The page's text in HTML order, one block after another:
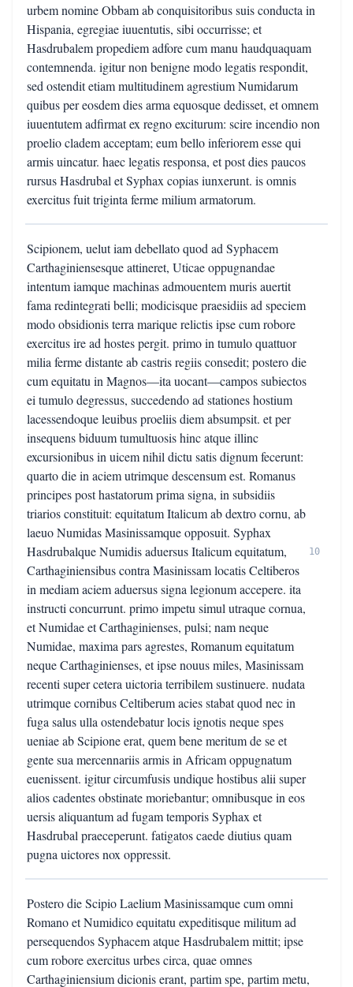
urbem nomine Obbam ab conquisitoribus suis conducta in
Hispania, egregiae iuuentutis, sibi occurrisse; et
Hasdrubalem propediem adfore cum manu haudquaquam
contemnenda. igitur non benigne modo legatis respondit,
sed ostendit etiam multitudinem agrestium Numidarum
quibus per eosdem dies arma equosque dedisset, et omnem
iuuentutem adfirmat ex regno exciturum: scire incendio non
proelio cladem acceptam; eum bello inferiorem esse qui
armis uincatur. haec legatis responsa, et post dies paucos
rursus Hasdrubal et Syphax copias iunxerunt. is omnis
exercitus fuit triginta ferme milium armatorum.
Scipionem, uelut iam debellato quod ad Syphacem
Carthaginiensesque attineret, Uticae oppugnandae
intentum iamque machinas admouentem muris auertit
fama redintegrati belli; modicisque praesidiis ad speciem
modo obsidionis terra marique relictis ipse cum robore
exercitus ire ad hostes pergit. primo in tumulo quattuor
milia ferme distante ab castris regiis consedit; postero die
cum equitatu in Magnos—ita uocant—campos subiectos
ei tumulo degressus, succedendo ad stationes hostium
lacessendoque leuibus proeliis diem absumpsit. et per
insequens biduum tumultuosis hinc atque illinc
excursionibus in uicem nihil dictu satis dignum fecerunt:
quarto die in aciem utrimque descensum est. Romanus
principes post hastatorum prima signa, in subsidiis
triarios constituit: equitatum Italicum ab dextro cornu, ab
laeuo Numidas Masinissamque opposuit. Syphax
Hasdrubalque Numidis aduersus Italicum equitatum,
Carthaginiensibus contra Masinissam locatis Celtiberos
in mediam aciem aduersus signa legionum accepere. ita
instructi concurrunt. primo impetu simul utraque cornua,
et Numidae et Carthaginienses, pulsi; nam neque
Numidae, maxima pars agrestes, Romanum equitatum
neque Carthaginienses, et ipse nouus miles, Masinissam
recenti super cetera uictoria terribilem sustinuere. nudata
utrimque cornibus Celtiberum acies stabat quod nec in
fuga salus ulla ostendebatur locis ignotis neque spes
ueniae ab Scipione erat, quem bene meritum de se et
gente sua mercennariis armis in Africam oppugnatum
euenissent. igitur circumfusis undique hostibus alii super
alios cadentes obstinate moriebantur; omnibusque in eos
uersis aliquantum ad fugam temporis Syphax et
Hasdrubal praeceperunt. fatigatos caede diutius quam
pugna uictores nox oppressit.
10
Postero die Scipio Laelium Masinissamque cum omni
Romano et Numidico equitatu expeditisque militum ad
persequendos Syphacem atque Hasdrubalem mittit; ipse
cum robore exercitus urbes circa, quae omnes
Carthaginiensium dicionis erant, partim spe, partim metu,